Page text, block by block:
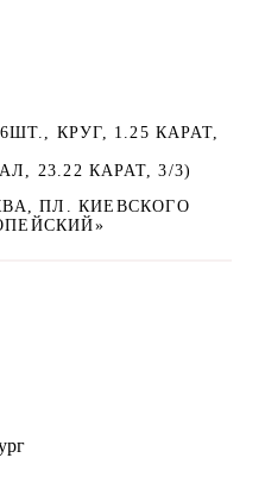
КРУГ, 1.25 КАРАТ,
23.22 КАРАТ, 3/3)
ПЛ. КИЕВСКОГО